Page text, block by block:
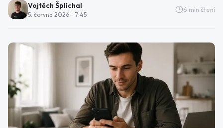
Vojtěch Šplíchal
5. června 2026 - 7:45
6 min čtení